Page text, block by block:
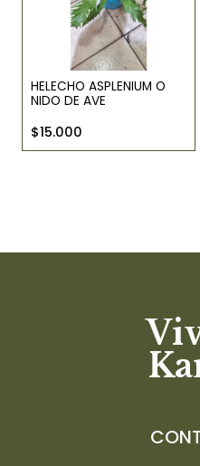
HELECHO ASPLENIUM O
NIDO DE AVE
$15.000